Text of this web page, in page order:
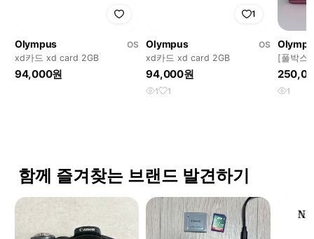
Olympus
OS
xd카드 xd card 2GB
94,000원
1
Olympus
OS
xd카드 xd card 2GB
94,000원
1 1
[풀박스]
크
1
함께 즐겨찾는 브랜드 발견하기